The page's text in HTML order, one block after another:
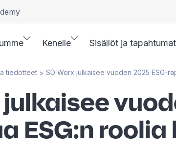
Kenelle Sisällöt ja tapahtumat
tiedotteet > SD Worx julkaisee vuoden 2025 ESG-
julkaisee
ESG:n